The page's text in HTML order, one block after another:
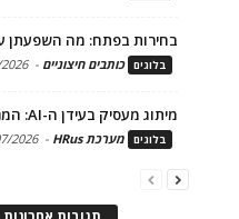
בחירות בפתח: מה השפעתן
בלוגים כותבים חיצוניים -
מיתוג מעסיק בעידן ה-AI: המנוע הכלכלי של גיוס ושימור טלנטים
בלוגים מערכת HRus -
2026